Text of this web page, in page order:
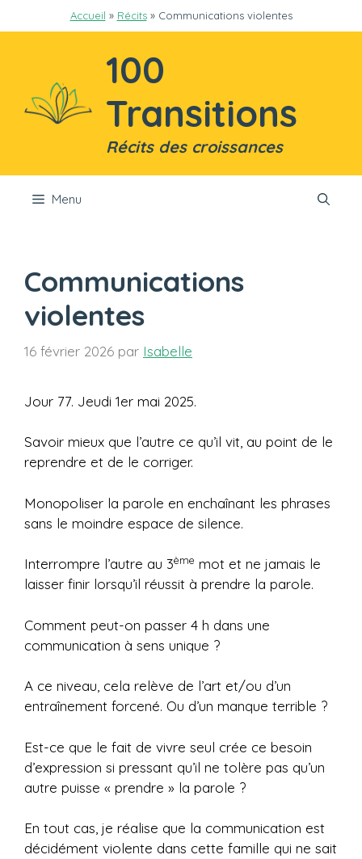
au
Accueil » Récits» Communications violentes
100
Transitions
Récits des croissances
Menu
Communications
violentes
16 février 2026 par Isabelle
Jour 77. Jeudi 1er mai 2025.
Savoir mieux que l’autre ce qu’il vit, au point de le
reprendre et de le corriger.
Monopoliser la parole en enchaînant les phrases
sans le moindre espace de silence.
Interrompre l’autre au 3ème mot et ne jamais le
laisser finir lorsqu’il réussit à prendre la parole.
Comment peut-on passer 4 h dans une
communication à sens unique ?
A ce niveau, cela relève de l’art et/ou d’un
entraînement forcené. Ou d’un manque terrible ?
Est-ce que le fait de vivre seul crée ce besoin
d’expression si pressant qu’il ne tolère pas qu’un
autre puisse « prendre » la parole ?
En tout cas, je réalise que la communication est
décidément violente dans cette famille qui ne sait